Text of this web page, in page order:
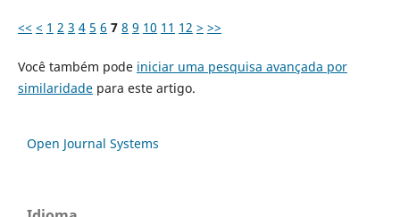
<< < 1 2 3 4 5 6 7 8 9 10 11 12 > >>
Você também pode iniciar uma pesquisa avançada por
similaridadepara este artigo.
Open Journal Systems